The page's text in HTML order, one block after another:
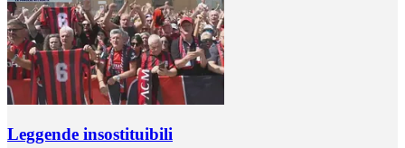
Leggende insostituibili